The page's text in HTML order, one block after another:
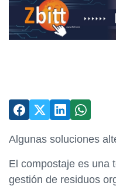
Algunas soluciones
El compostaje es una
gestión de residuos